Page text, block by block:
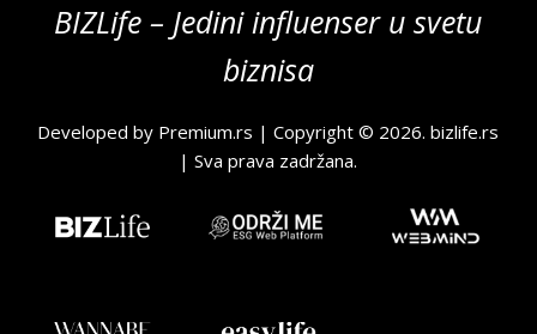
BIZLife – Jedini influenser u svetu
biznisa
Developed by Premium.rs | Copyright © 2026.bizlife.rs
| Sva prava zadržana.